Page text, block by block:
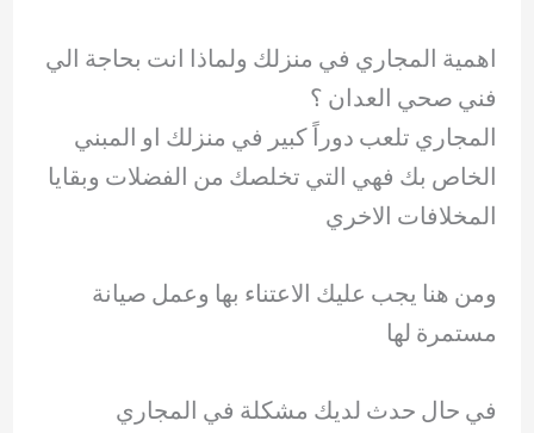
اهمية المجاري في منزلك ولماذا انت بحاجة الي
فني صحي العدان ؟
المجاري تلعب دوراً كبير في منزلك او المبني
الخاص بك فهي التي تخلصك من الفضلات وبقايا
المخلافات الاخري
ومن هنا يجب عليك الاعتناء بها وعمل صيانة
مستمرة لها
في حال حدث لديك مشكلة في المجاري